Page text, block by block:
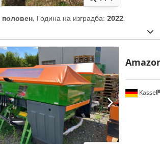
половен, Година на изградба: 2022,
Kassel